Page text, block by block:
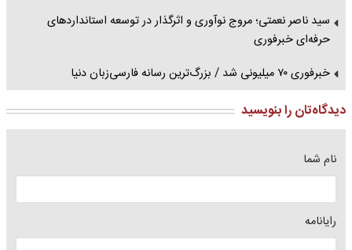
سید ناصر نعمتی؛ مروج نوآوری و اثرگذار در توسعه استانداردهای
حرفه‌ای خبرفوری
خبرفوری ۷۰ میلیونی شد / بزرگ‌ترین رسانه فارسی‌زبان دنیا
دیدگاه‌تان را بنویسید
نام شما
رایانامه